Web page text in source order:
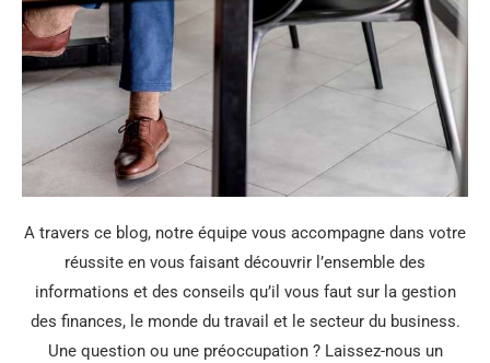
A travers ce blog, notre équipe vous accompagne dans votre
réussite en vous faisant découvrir l’ensemble des
informations et des conseils qu’il vous faut sur la gestion
des finances, le monde du travail et le secteur du business.
Une question ou une préoccupation ? Laissez-nous un